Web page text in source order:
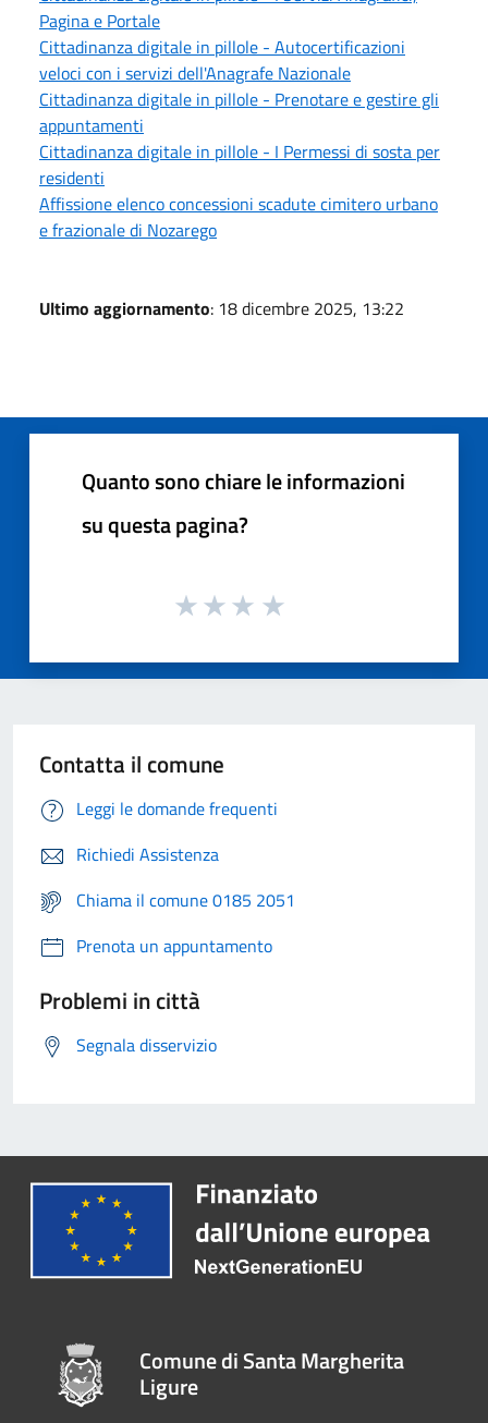
Pagina e Portale
Cittadinanza digitale in pillole - Autocertificazioni
veloci con i servizi dell'Anagrafe Nazionale
Cittadinanza digitale in pillole - Prenotare e gestire gli
appuntamenti
Cittadinanza digitale in pillole - I Permessi di sosta per
residenti
Affissione elenco concessioni scadute cimitero urbano
e frazionale di Nozarego
Ultimo aggiornamento: 18 dicembre 2025, 13:22
Quanto sono chiare le informazioni
su questa pagina?
Contatta il comune
Leggi le domande frequenti
Richiedi Assistenza
Chiama il comune 0185 2051
Prenota un appuntamento
Problemi in città
Segnala disservizio
Comune di Santa Margherita
Ligure